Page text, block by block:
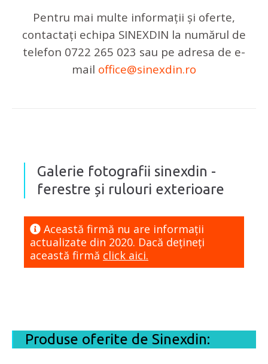
Pentru mai multe informații și oferte,
contactați echipa SINEXDIN la numărul de
telefon 0722 265 023 sau pe adresa de e-
mail office@sinexdin.ro
Galerie fotografii sinexdin -
ferestre și rulouri exterioare
Această firmă nu are informaţii
actualizate din 2020. Dacă dețineți
această firmă click aici.
Produse oferite de Sinexdin: